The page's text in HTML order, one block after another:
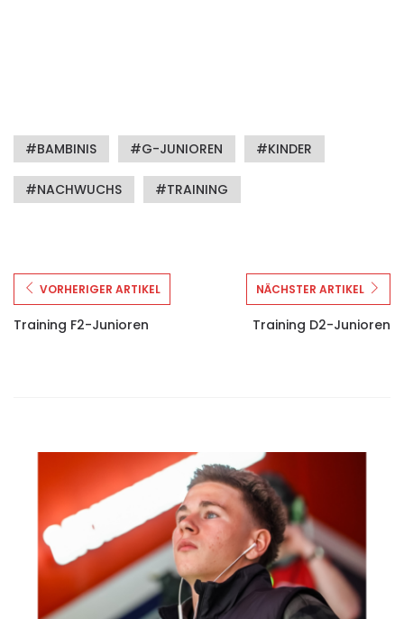
BAMBINIS G-JUNIOREN KINDER
NACHWUCHS TRAINING
VORHERIGER ARTIKEL
Training F2-Junioren
NÄCHSTER ARTIKEL
Training D2-Junioren